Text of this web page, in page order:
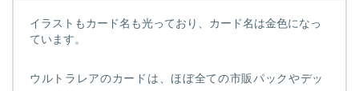
イラストもカード名も光っており、カード名は金色になっ
ています。
ウルトラレアのカードは、ほぼ全ての市販パックやデッ